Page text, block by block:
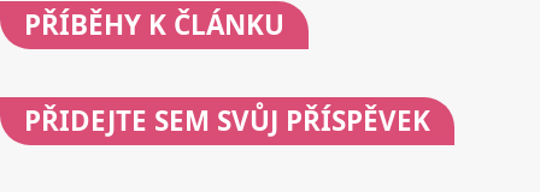
PŘÍBĚHY K ČLÁNKU
PŘIDEJTE SEM SVŮJ PŘÍSPĚVEK